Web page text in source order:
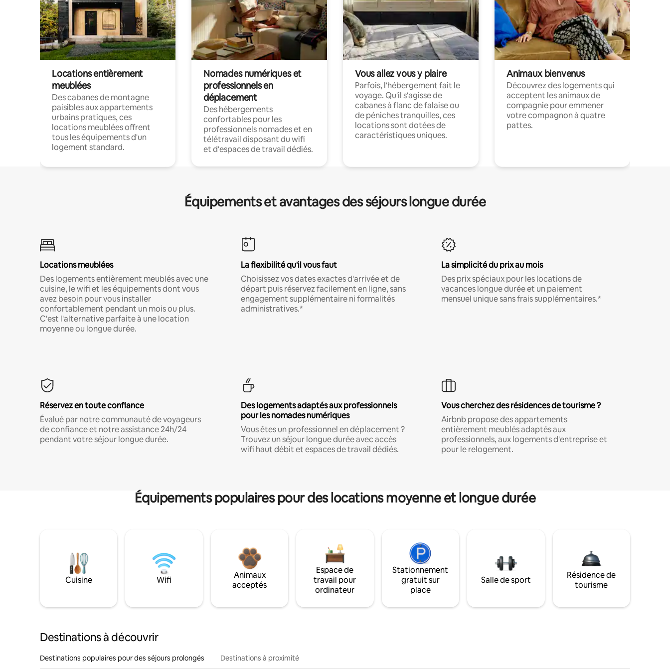
Locations entièrement
meublées
Des cabanes de montagne
paisibles aux appartements
urbains pratiques, ces
locations meublées offrent
tous les équipements d'un
logement standard.
Nomades numériques et
professionnels en
déplacement
Des hébergements
confortables pour les
professionnels nomades et en
télétravail disposant du wifi
et d'espaces de travail dédiés.
Vous allez vous y plaire
Parfois, l'hébergement fait le
voyage. Qu'il s'agisse de
cabanes à flanc de falaise ou
de péniches tranquilles, ces
locations sont dotées de
caractéristiques uniques.
Animaux bienvenus
Découvrez des logements qui
acceptent les animaux de
compagnie pour emmener
votre compagnon à quatre
pattes.
Équipements et avantages des séjours longue durée
Locations meublées
Des logements entièrement meublés avec une
cuisine, le wifi et les équipements dont vous
avez besoin pour vous installer
confortablement pendant un mois ou plus.
C'est l'alternative parfaite à une location
moyenne ou longue durée.
La flexibilité qu'il vous faut
Choisissez vos dates exactes d'arrivée et de
départ puis réservez facilement en ligne, sans
engagement supplémentaire ni formalités
administratives.*
La simplicité du prix au mois
Des prix spéciaux pour les locations de
vacances longue durée et un paiement
mensuel unique sans frais supplémentaires.*
Réservez en toute confiance
Évalué par notre communauté de voyageurs
de confiance et notre assistance 24h/24
pendant votre séjour longue durée.
Des logements adaptés aux professionnels
pour les nomades numériques
Vous êtes un professionnel en déplacement ?
Trouvez un séjour longue durée avec accès
wifi haut débit et espaces de travail dédiés.
Vous cherchez des résidences de tourisme ?
Airbnb propose des appartements
entièrement meublés adaptés aux
professionnels, aux logements d'entreprise et
pour le relogement.
Équipements populaires pour des locations moyenne et longue durée
Cuisine Wifi
Animaux
acceptés
Espace de
travail pour
ordinateur
Stationnement
gratuit sur
place
Salle de sport
Résidence de
tourisme
Destinations à découvrir
Destinations populaires pour des séjours prolongés Destinations à proximité